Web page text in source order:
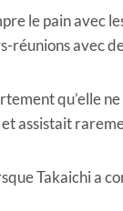
le pain avec
réunions avec
qu’elle
assistait
Takaichi a